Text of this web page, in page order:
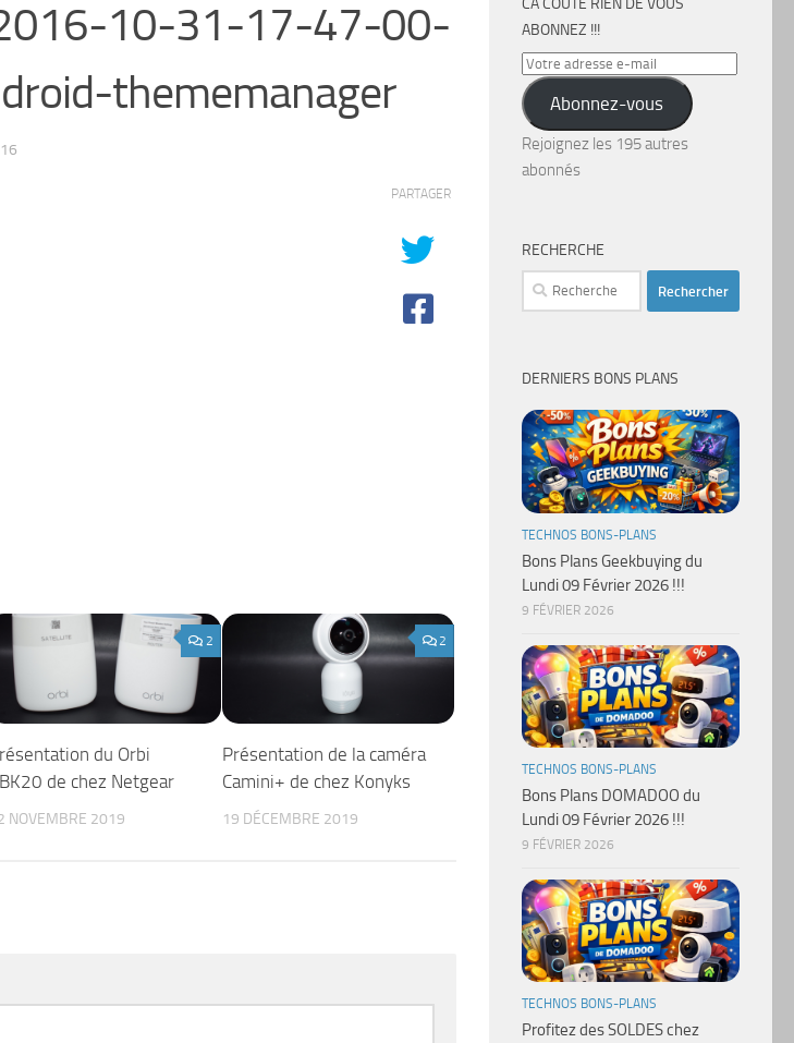
10-31-17-47-00-
thememanager
PARTAGER
2
du Orbi
de chez Netgear
NOVEMBRE 2019
2
Présentation de la caméra
Camini+ de chez Konyks
19 DÉCEMBRE 2019
CA COÛTE RIEN DE VOUS
ABONNEZ !!!
Votre
adresse
e-
mail
Abonnez-vous
Rejoignez les 195 autres
abonnés
RECHERCHE
Rechercher :
DERNIERS BONS PLANS
TECHNOS BONS-PLANS
Bons Plans Geekbuying du
Lundi 09 Février 2026 !!!
9 FÉVRIER 2026
TECHNOS BONS-PLANS
Bons Plans DOMADOO du
Lundi 09 Février 2026 !!!
9 FÉVRIER 2026
TECHNOS BONS-PLANS
Profitez des SOLDES chez